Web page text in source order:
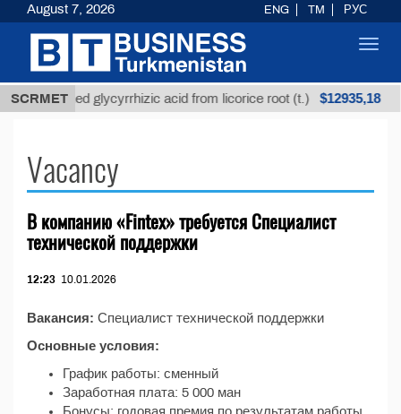
SCRMET
Unrefined glycyrrhizic acid from licorice root (t.) $12935,18
Vacancy
В компанию «Fintex» требуется Специалист
технической поддержки
12:23 10.01.2026
Вакансия: Специалист технической поддержки
Основные условия:
График работы: сменный
Заработная плата: 5 000 ман
August 7, 2026 ENG TM РУС